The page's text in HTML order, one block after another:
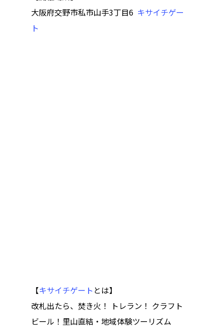
大阪府交野市私市山手3丁目6 キサイチゲー
ト
【キサイチゲート とは】
改札出たら、焚き火！
トレラン！ クラフト
ビール！里山直結・地域体験ツーリズム